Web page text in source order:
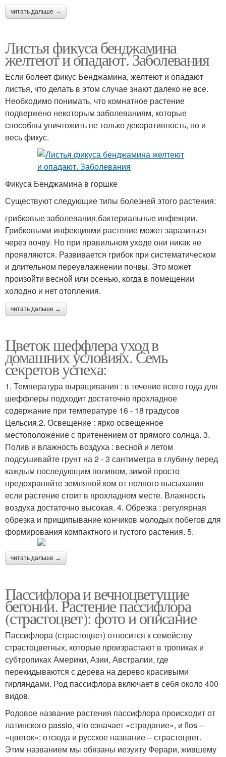
читать дальше →
Листья фикуса бенджамина
желтеют и опадают. Заболевания
Если болеет фикус Бенджамина, желтеют и опадают
листья, что делать в этом случае знают далеко не все.
Необходимо понимать, что комнатное растение
подвержено некоторым заболеваниям, которые
способны уничтожить не только декоративность, но и
весь фикус.
Фикуса Бенджамина в горшке
Существуют следующие типы болезней этого растения:
грибковые заболевания,бактериальные инфекции.
Грибковыми инфекциями растение может заразиться
через почву. Но при правильном уходе они никак не
проявляются. Развивается грибок при систематическом
и длительном переувлажнении почвы. Это может
произойти весной или осенью, когда в помещении
холодно и нет отопления.
читать дальше →
Цветок шеффлера уход в
домашних условиях. Семь
секретов успеха:
1. Температура выращивания : в течение всего года для
шеффлеры подходит достаточно прохладное
содержание при температуре 16 - 18 градусов
Цельсия.2. Освещение : ярко освещенное
местоположение с притенением от прямого солнца. 3.
Полив и влажность воздуха : весной и летом
подсушивайте грунт на 2 - 3 сантиметра в глубину перед
каждым последующим поливом, зимой просто
предохраняйте земляной ком от полного высыхания
если растение стоит в прохладном месте. Влажность
воздуха достаточно высокая. 4. Обрезка : регулярная
обрезка и прищипывание кончиков молодых побегов для
формирования компактного и густого растения. 5.
читать дальше →
Пассифлора и вечноцветущие
бегонии. Растение пассифлора
(страстоцвет): фото и описание
Пассифлора (страстоцвет) относится к семейству
страстоцветных, которые произрастают в тропиках и
субтропиках Америки, Азии, Австралии, где
перекидываются с дерева на дерево красивыми
гирляндами. Род пассифлора включает в себя около 400
видов.
Родовое название растения пассифлора происходит от
латинского passio, что означает «страдание», и flos –
«цветок»; отсюда и русское название – страстоцвет.
Этим названием мы обязаны иезуиту Ферари, жившему